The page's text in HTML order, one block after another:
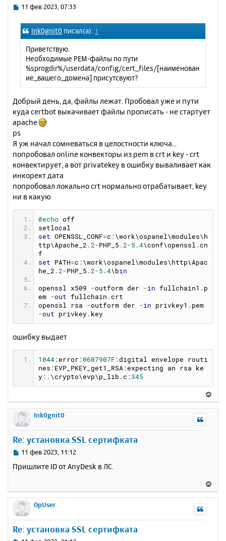
С
о
б
11 фев 2023, 07:33
Ink0gnit0 писал(а): ↑
Приветствую.
Необходимые PEM-файлы по пути
%sprogdir%/userdata/config/cert_files/[наименован
ие_вашего_домена] присутсвуют?
Добрый день, да, файлы лежат. Пробовал уже и пути
куда certbot выкачивает файлы прописать - не стартует
apache
ps
Я уж начал сомневаться в целостности ключа...
попробовал online конвекторы из pem в crt и key - crt
конвектирует, а вот privatekey в ошибку вываливает как
инкорект дата
попробовал локально crt нормально отрабатывает, key
ни в какую
@echo off
setlocal
set OPENSSL_CONF=c : \work\ospanel\modules\h
ttp\Apache_2 . 2-PHP_5 . 2-5.4\conf\openssl . cn
f
set PATH=c : \work\ospanel\modules\http\Apac
he_2 . 2-PHP_5 . 2-5.4\bin
openssl x509 -outform der -in fullchain1 . p
em -out fullchain . crt
openssl rsa -outform der -in privkey1 .
-out privkey . key
ошибку выдает
1044 :error : 0607907F :digital envelope routi
nes : EVP_PKEY_get1_RSA :expecting an rsa ke
y :. \crypto\evp\p_lib . c :345
е
а
Ink0gnit0
Re: установка SSL сертифката
С
о
е
н
и
11 фев 2023, 11:12
Пришлите ID от AnyDesk в ЛС.
е
OpUser
Re: установка SSL сертифката